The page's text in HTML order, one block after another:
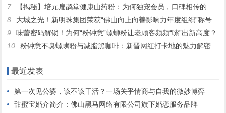
7
【揭秘】培元扁鹊堂健康山药粉：为何独宠会员，口碑相传的秘密！
8
大城之光！新明珠集团荣获“佛山向上向善影响力年度组织”称号
9
味蕾密码解锁！为何“粉钟意”螺蛳粉让老顾客频频“嗦”出新高度？
10
粉钟意不臭螺蛳粉与减脂黑咖啡：新晋网红打卡地的魅力解密
最近发表
第一次见公婆，该不该干活？一场关乎情商与自我的微妙博弈
甜蜜宝婚介简介：佛山黑马网络有限公司旗下婚恋服务品牌